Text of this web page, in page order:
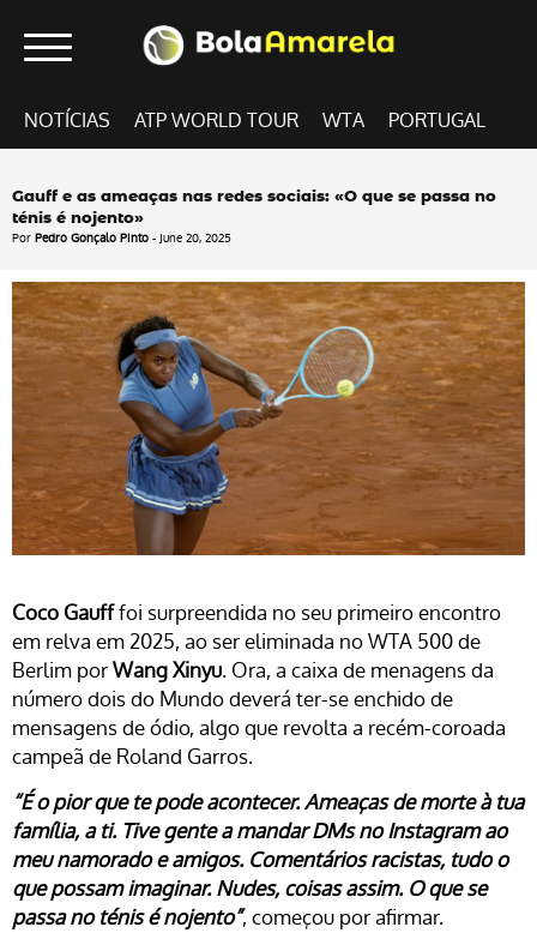
NOTÍCIAS ATP WORLD TOUR WTA PORTUGAL
Gauff e as ameaças nas redes sociais: «O que se passa no
ténis é nojento»
Por Pedro Gonçalo Pinto - June 20, 2025
Coco Gaufffoi surpreendida no seu primeiro encontro
em relva em 2025, ao ser eliminada no WTA 500 de
Berlim porWang Xinyu. Ora, a caixa de menagens da
número dois do Mundo deverá ter-se enchido de
mensagens de ódio, algo que revolta a recém-coroada
campeã de Roland Garros.
“É o pior que te pode acontecer. Ameaças de morte à tua
família, a ti. Tive gente a mandar DMs no Instagram ao
meu namorado e amigos. Comentários racistas, tudo o
que possam imaginar. Nudes, coisas assim. O que se
passa no ténis é nojento”, começou por afirmar.